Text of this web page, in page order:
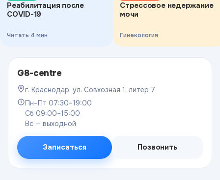
Реабилитация после
COVID-19
Читать 4 мин
Стрессовое недержание
мочи
Гинекология
G8-centre
г. Краснодар, ул. Совхозная 1, литер 7
Пн–Пт 07:30–19:00
Сб 09:00–15:00
Вс — выходной
Записаться Позвонить